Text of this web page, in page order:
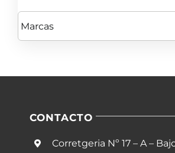
CONTACTO
Corretgeria Nº 17 – A –